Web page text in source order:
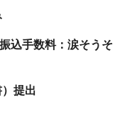
込手数料：涙そうそ
提出